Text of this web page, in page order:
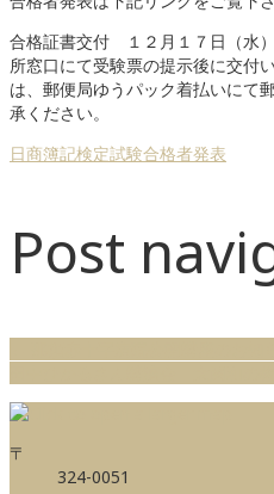
合格証書交付 １２月１７日（水
所窓口にて受験票の提示後に交付
は、郵便局ゆうパック着払いにて
承ください。
日商簿記検定試験合格者発表
Post
〒
324-0051